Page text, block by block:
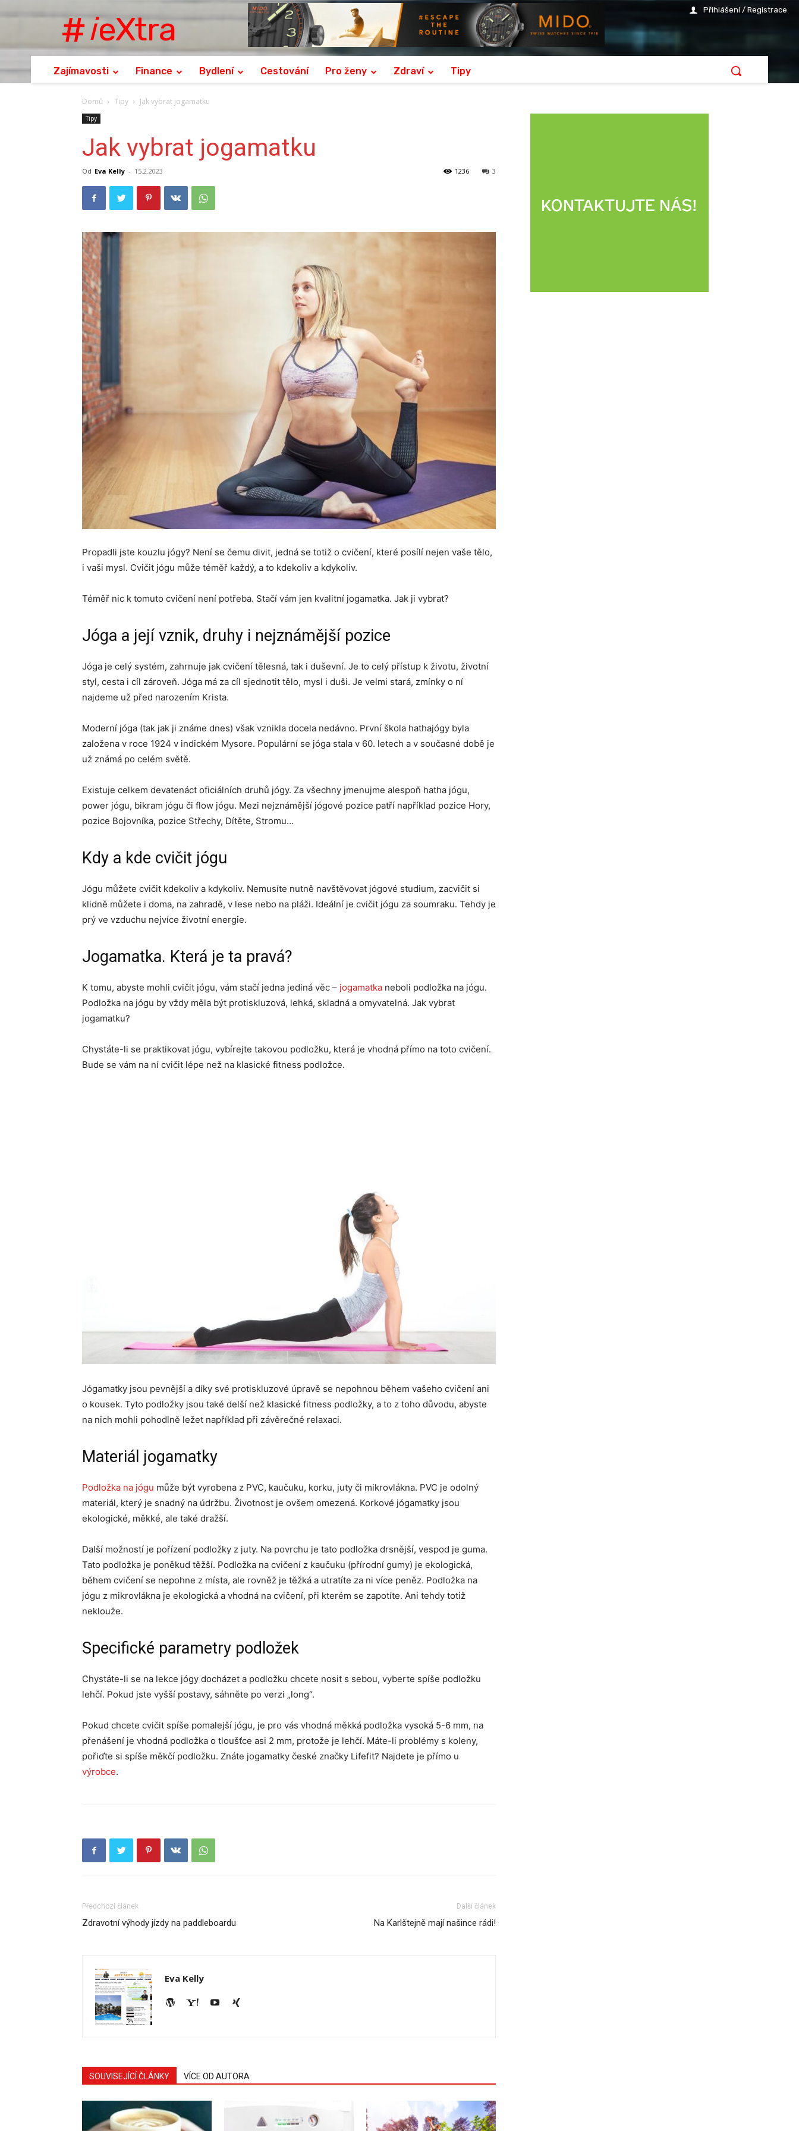
Přihlášení / Registrace
ieXtra
Zajímavosti Finance Bydlení Cestování Pro ženy Zdraví Tipy
Domů Tipy Jak vybrat jogamatku
Tipy
Jak vybrat jogamatku
Od Eva Kelly - 15.2.2023 3
1236
Propadli jste kouzlu jógy? Není se čemu divit, jedná se totiž o cvičení, které posílí nejen vaše tělo,
i vaši mysl. Cvičit jógu může téměř každý, a to kdekoliv a kdykoliv.
Téměř nic k tomuto cvičení není potřeba. Stačí vám jen kvalitní jogamatka. Jak ji vybrat?
Jóga a její vznik, druhy i nejznámější pozice
Jóga je celý systém, zahrnuje jak cvičení tělesná, tak i duševní. Je to celý přístup k životu, životní
styl, cesta i cíl zároveň. Jóga má za cíl sjednotit tělo, mysl i duši. Je velmi stará, zmínky o ní
najdeme už před narozením Krista.
Moderní jóga (tak jak ji známe dnes) však vznikla docela nedávno. První škola hathajógy byla
založena v roce 1924 v indickém Mysore. Populární se jóga stala v 60. letech a v současné době je
už známá po celém světě.
Existuje celkem devatenáct oficiálních druhů jógy. Za všechny jmenujme alespoň hatha jógu,
power jógu, bikram jógu či flow jógu. Mezi nejznámější jógové pozice patří například pozice Hory,
pozice Bojovníka, pozice Střechy, Dítěte, Stromu…
Kdy a kde cvičit jógu
Jógu můžete cvičit kdekoliv a kdykoliv. Nemusíte nutně navštěvovat jógové studium, zacvičit si
klidně můžete i doma, na zahradě, v lese nebo na pláži. Ideální je cvičit jógu za soumraku. Tehdy je
prý ve vzduchu nejvíce životní energie.
Jogamatka. Která je ta pravá?
K tomu, abyste mohli cvičit jógu, vám stačí jedna jediná věc – jogamatka neboli podložka na jógu.
Podložka na jógu by vždy měla být protiskluzová, lehká, skladná a omyvatelná. Jak vybrat
jogamatku?
Chystáte-li se praktikovat jógu, vybírejte takovou podložku, která je vhodná přímo na toto cvičení.
Bude se vám na ní cvičit lépe než na klasické fitness podložce.
Jógamatky jsou pevnější a díky své protiskluzové úpravě se nepohnou během vašeho cvičení ani
o kousek. Tyto podložky jsou také delší než klasické fitness podložky, a to z toho důvodu, abyste
na nich mohli pohodlně ležet například při závěrečné relaxaci.
Materiál jogamatky
Podložka na jógu může být vyrobena z PVC, kaučuku, korku, juty či mikrovlákna. PVC je odolný
materiál, který je snadný na údržbu. Životnost je ovšem omezená. Korkové jógamatky jsou
ekologické, měkké, ale také dražší.
Další možností je pořízení podložky z juty. Na povrchu je tato podložka drsnější, vespod je guma.
Tato podložka je poněkud těžší. Podložka na cvičení z kaučuku (přírodní gumy) je ekologická,
během cvičení se nepohne z místa, ale rovněž je těžká a utratíte za ni více peněz. Podložka na
jógu z mikrovlákna je ekologická a vhodná na cvičení, při kterém se zapotíte. Ani tehdy totiž
neklouže.
Specifické parametry podložek
Chystáte-li se na lekce jógy docházet a podložku chcete nosit s sebou, vyberte spíše podložku
lehčí. Pokud jste vyšší postavy, sáhněte po verzi „long“.
Pokud chcete cvičit spíše pomalejší jógu, je pro vás vhodná měkká podložka vysoká 5-6 mm, na
přenášení je vhodná podložka o tloušťce asi 2 mm, protože je lehčí. Máte-li problémy s koleny,
pořiďte si spíše měkčí podložku. Znáte jogamatky české značky Lifefit? Najdete je přímo u
výrobce.
Předchozí článek
Zdravotní výhody jízdy na paddleboardu
Další článek
Na Karlštejně mají našince rádi!
Eva Kelly
SOUVISEJÍCÍ ČLÁNKY VÍCE OD AUTORA